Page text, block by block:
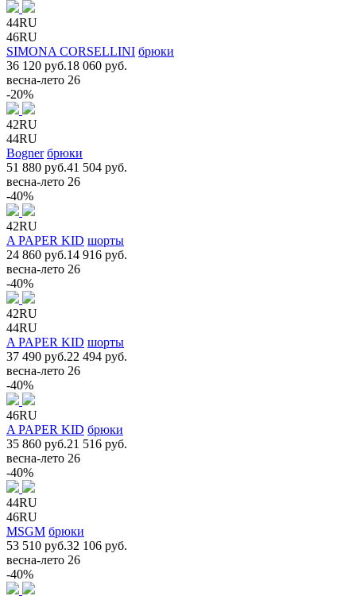
44RU
46RU
SIMONA CORSELLINI брюки
36 120 руб.18 060 руб.
весна-лето 26
-20%
42RU
44RU
Bogner брюки
51 880 руб.41 504 руб.
весна-лето 26
-40%
42RU
A PAPER KID шорты
24 860 руб.14 916 руб.
весна-лето 26
-40%
42RU
44RU
A PAPER KID шорты
37 490 руб.22 494 руб.
весна-лето 26
-40%
46RU
A PAPER KID брюки
35 860 руб.21 516 руб.
весна-лето 26
-40%
44RU
46RU
MSGM брюки
53 510 руб.32 106 руб.
весна-лето 26
-40%